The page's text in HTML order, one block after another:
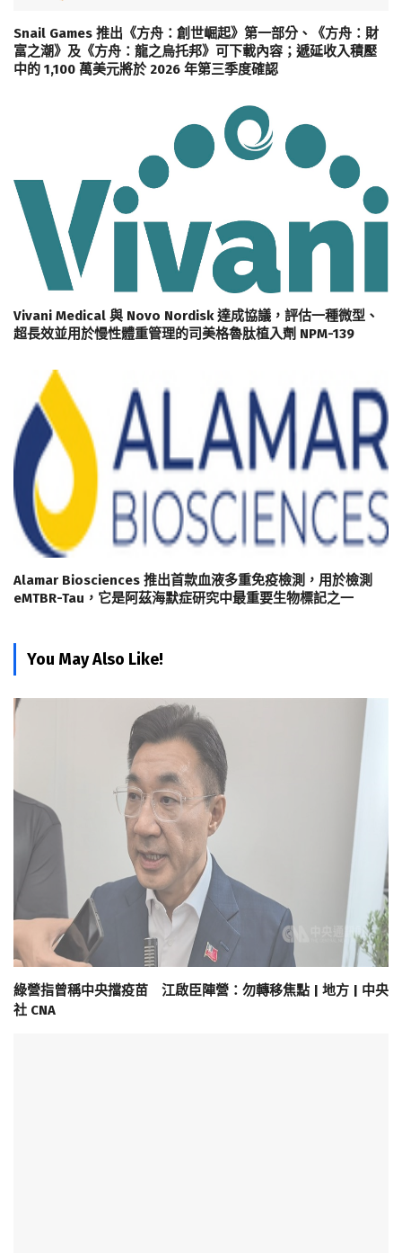
Snail Games 推出《方舟：創世崛起》第一部分、《方舟：財
富之潮》及《方舟：龍之烏托邦》可下載內容；遞延收入積壓
中的 1,100 萬美元將於 2026 年第三季度確認
Vivani Medical 與 Novo Nordisk 達成協議，評估一種微型、
超長效並用於慢性體重管理的司美格魯肽植入劑 NPM-139
Alamar Biosciences 推出首款血液多重免疫檢測，用於檢測
eMTBR-Tau，它是阿茲海默症研究中最重要生物標記之一
You May Also Like!
綠營指曾稱中央擋疫苗 江啟臣陣營：勿轉移焦點 | 地方 | 中央
社 CNA